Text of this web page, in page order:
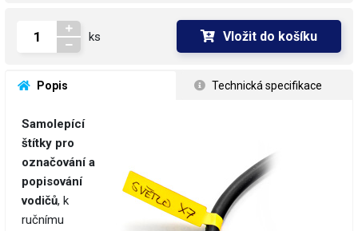
ks Vložit do košíku
Popis Technická specifikace
Samolepící
štítky pro
označování a
popisování
vodičů, k
ručnímu